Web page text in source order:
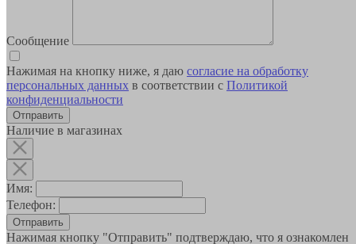
Сообщение
Нажимая на кнопку ниже, я даю согласие на обработку
персональных данных в соответствии с Политикой
конфиденциальности
Наличие в магазинах
Имя:
Телефон:
Отправить
Нажимая кнопку "Отправить" подтверждаю, что я ознакомлен